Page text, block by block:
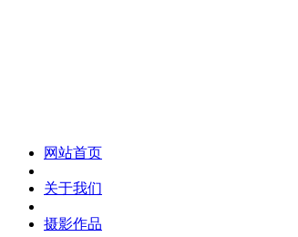
网站首页
关于我们
摄影作品